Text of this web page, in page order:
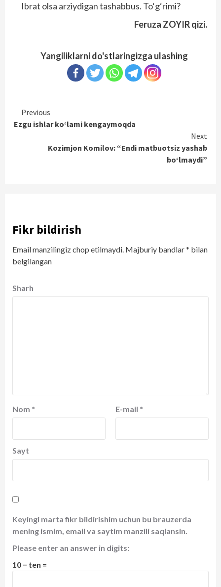
Ibrat olsa arziydigan tashabbus. To‘g‘rimi?
Feruza ZOYIR qizi.
Yangiliklarni do'stlaringizga ulashing
Continue
Reading
Previous
Ezgu ishlar ko‘lami kengaymoqda
Next
Kozimjon Komilov: “Endi matbuotsiz yashab
bo‘lmaydi”
Fikr bildirish
Email manzilingiz chop etilmaydi. Majburiy bandlar* bilan
belgilangan
Sharh
Nom * E-mail *
Sayt
Keyingi marta fikr bildirishim uchun bu brauzerda
mening ismim, email va saytim manzili saqlansin.
Please enter an answer in digits:
10 − ten =